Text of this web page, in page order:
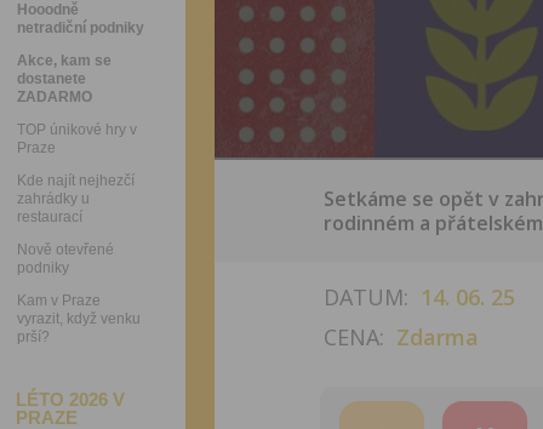
Hooodně
netradiční podniky
Akce, kam se
dostanete
ZADARMO
TOP únikové hry v
Praze
Kde najít nejhezčí
zahrádky u
restaurací
Nově otevřené
podniky
Kam v Praze
vyrazit, když venku
prší?
LÉTO 2026 V
PRAZE
Setkáme se opět v
rodinném a
DATUM: 14. 06. 25
CENA: Zdarma